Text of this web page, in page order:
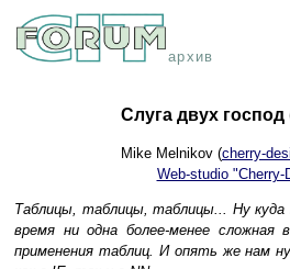
архив
Слуга двух господ
Mike Melnikov (cherry-
Web-studio "Cherry-
Таблицы, таблицы, таблицы... Ну
время ни одна более-менее сложная
применения таблиц. И опять же нам